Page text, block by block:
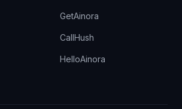
GetAinora
CallHush
HelloAinora